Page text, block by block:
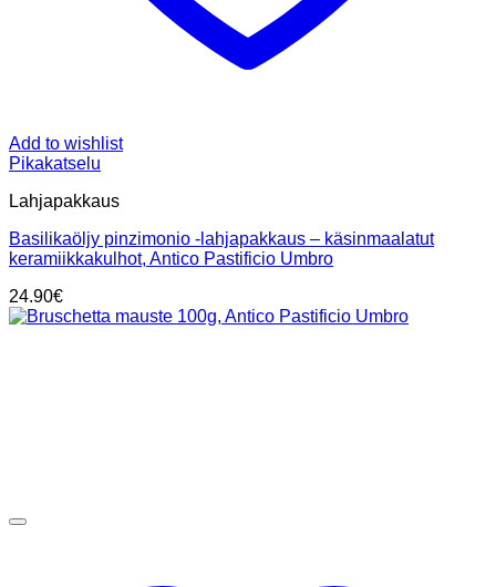
Add to wishlist
Pikakatselu
Lahjapakkaus
Basilikaöljy pinzimonio -lahjapakkaus – käsinmaalatut
keramiikkakulhot, Antico Pastificio Umbro
24.90€